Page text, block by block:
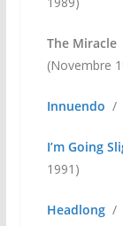
The Miracle/
(Novembre
Innuendo /
I’m Going
1991)
Headlong /